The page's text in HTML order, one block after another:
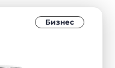
Бизнес